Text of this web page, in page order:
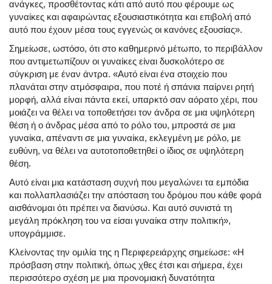
ανάγκες, προσθέτοντας κάτι από αυτό που φέρουμε ως
γυναίκες και αφαιρώντας εξουσιαστικότητα και επιβολή από
αυτό που έχουν μέσα τους εγγενώς οι κανόνες εξουσίας».
Σημείωσε, ωστόσο, ότι στο καθημερινό μέτωπο, το περιβάλλον
που αντιμετωπίζουν οι γυναίκες είναι δυσκολότερο σε
σύγκριση με έναν άντρα. «Αυτό είναι ένα στοιχείο που
πλανάται στην ατμόσφαιρα, που ποτέ ή σπάνια παίρνει ρητή
μορφή, αλλά είναι πάντα εκεί, υπαρκτό σαν αόρατο χέρι, που
μοιάζει να θέλει να τοποθετήσει τον άνδρα σε μια υψηλότερη
θέση ή ο άνδρας μέσα από το ρόλο του, μπροστά σε μια
γυναίκα, απέναντι σε μια γυναίκα, εκλεγμένη με ρόλο, με
ευθύνη, να θέλει να αυτοτοποθετηθεί ο ίδιος σε υψηλότερη
θέση.
Αυτό είναι μια κατάσταση συχνή που μεγαλώνει τα εμπόδια
και πολλαπλασιάζει την απόσταση του δρόμου που κάθε φορά
αισθάνομαι ότι πρέπει να διανύσω. Και αυτό συνιστά τη
μεγάλη πρόκληση του να είσαι γυναίκα στην πολιτική»,
υπογράμμισε.
Κλείνοντας την ομιλία της η Περιφερειάρχης σημείωσε: «Η
πρόσβαση στην πολιτική, όπως χθες έτσι και σήμερα, έχει
περισσότερο σχέση με μια προνομιακή δυνατότητα